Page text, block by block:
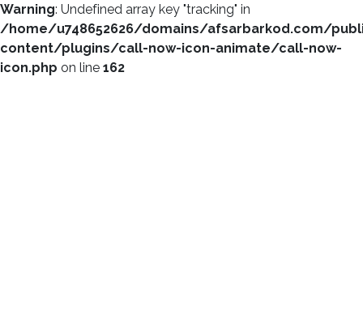
Warning: Undefined array key "tracking" in
/home/u748652626/domains/afsarbarkod.com/
content/plugins/call-now-icon-animate/call-now-
icon.php on line 162